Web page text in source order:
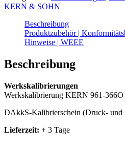
|
N)
Menge
KERN & SOHN
Beschreibung
Produktzubehör |
Hinweise | WEEE
Beschreibung
Werkskalibrierungen
Werkskalibrierung KERN 961-366O
DAkkS-Kalibrierschein (Druck- und
Lieferzeit: + 3 Tage